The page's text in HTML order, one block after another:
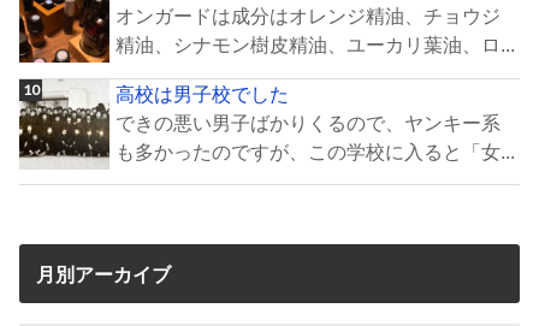
オンガードは成分はオレンジ精油、チョウジ
精油、シナモン樹皮精油、ユーカリ葉油、ロ...
高校は男子校でした
できの悪い男子ばかりくるので、ヤンキー系
も多かったのですが、この学校に入ると「女...
月別アーカイブ